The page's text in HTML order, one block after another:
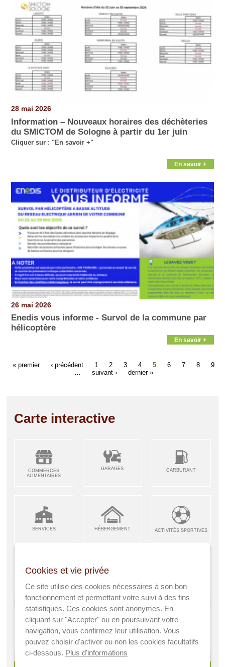
28 mai 2026
Information – Nouveaux horaires des déchèteries
du SMICTOM de Sologne à partir du 1er juin
Cliquer sur : "En savoir +"
En savoir +
26 mai 2026
Enedis vous informe - Survol de la commune par
hélicoptère
En savoir +
« premier ‹ précédent 1 2 3 4 5 6 7 8
9
suivant › dernier »
Carte interactive
COMMERCES
ALIMENTAIRES
GARAGES CARBURANT
SERVICES HÉBERGEMENT ACTIVITÉS SPORTIVES
ARTISANS &
INDUSTRIES
RESTAURANTS CAFÉS ENFANCE JEUNESSE
A VISITER SANTÉ AGRICULTEURS
Cookies et vie privée
Ce site utilise des cookies nécessaires à son bon
fonctionnement et permettant votre suivi à des fins
statistiques. Ces cookies sont anonymes. En
cliquant sur "Accepter" ou en poursuivant votre
navigation, vous confirmez leur utilisation. Vous
pouvez choisir d'activer ou non les cookies facultatifs
ci-dessous. Plus d'informations